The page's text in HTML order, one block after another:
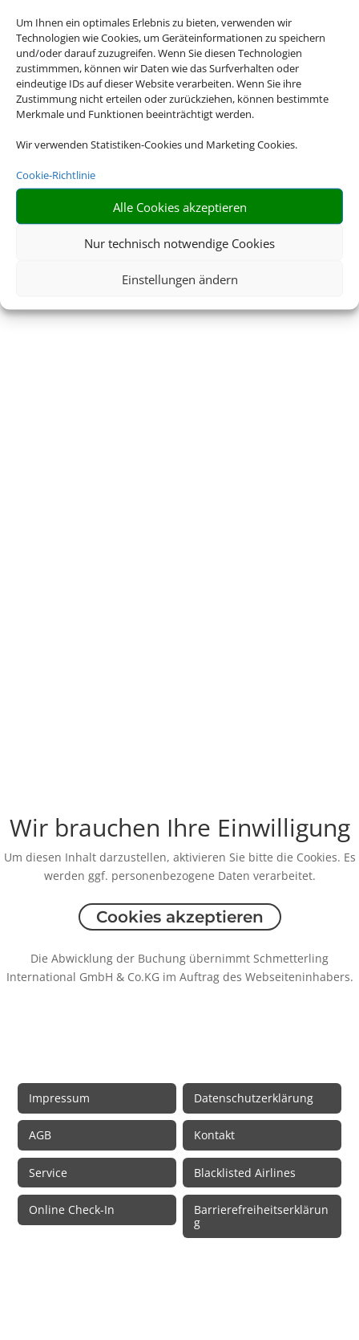
Um Ihnen ein optimales Erlebnis zu bieten, verwenden wir
Technologien wie Cookies, um Geräteinformationen zu speichern
und/oder darauf zuzugreifen. Wenn Sie diesen Technologien
zustimmmen, können wir Daten wie das Surfverhalten oder
eindeutige IDs auf dieser Website verarbeiten. Wenn Sie ihre
Zustimmung nicht erteilen oder zurückziehen, können bestimmte
Merkmale und Funktionen beeinträchtigt werden.
Wir verwenden Statistiken-Cookies und Marketing Cookies.
Cookie-Richtlinie
Alle Cookies akzeptieren
Nur technisch notwendige Cookies
Einstellungen ändern
Wir brauchen Ihre Einwilligung
Um diesen Inhalt darzustellen, aktivieren Sie bitte die Cookies. Es
werden ggf. personenbezogene Daten verarbeitet.
Cookies akzeptieren
Die Abwicklung der Buchung übernimmt Schmetterling
International GmbH & Co.KG im Auftrag des Webseiteninhabers.
Impressum Datenschutzerklärung
AGB Kontakt
Service Blacklisted Airlines
Online Check-In
Barrierefreiheitserklärun
g